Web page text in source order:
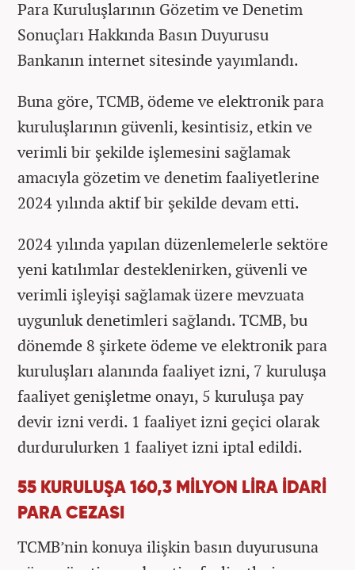
Para Kuruluşlarının Gözetim ve Denetim
Sonuçları Hakkında Basın Duyurusu
Bankanın internet sitesinde yayımlandı.
Buna göre, TCMB, ödeme ve elektronik para
kuruluşlarının güvenli, kesintisiz, etkin ve
verimli bir şekilde işlemesini sağlamak
amacıyla gözetim ve denetim faaliyetlerine
2024 yılında aktif bir şekilde devam etti.
2024 yılında yapılan düzenlemelerle sektöre
yeni katılımlar desteklenirken, güvenli ve
verimli işleyişi sağlamak üzere mevzuata
uygunluk denetimleri sağlandı. TCMB, bu
dönemde 8 şirkete ödeme ve elektronik para
kuruluşları alanında faaliyet izni, 7 kuruluşa
faaliyet genişletme onayı, 5 kuruluşa pay
devir izni verdi. 1 faaliyet izni geçici olarak
durdurulurken 1 faaliyet izni iptal edildi.
55 KURULUŞA 160,3 MİLYON LİRA İDARİ
PARA CEZASI
TCMB’nin konuya ilişkin basın duyurusuna